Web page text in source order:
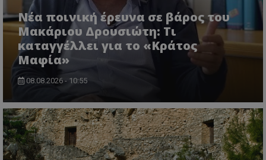
Νέα ποινική έρευνα σε βάρος του
Μακάριου Δρουσιώτη: Τι
καταγγέλλει για το «Κράτος
Μαφία»
08.08.2026 - 10:55
ASP.NET_SessionId
Microsoft Corporation